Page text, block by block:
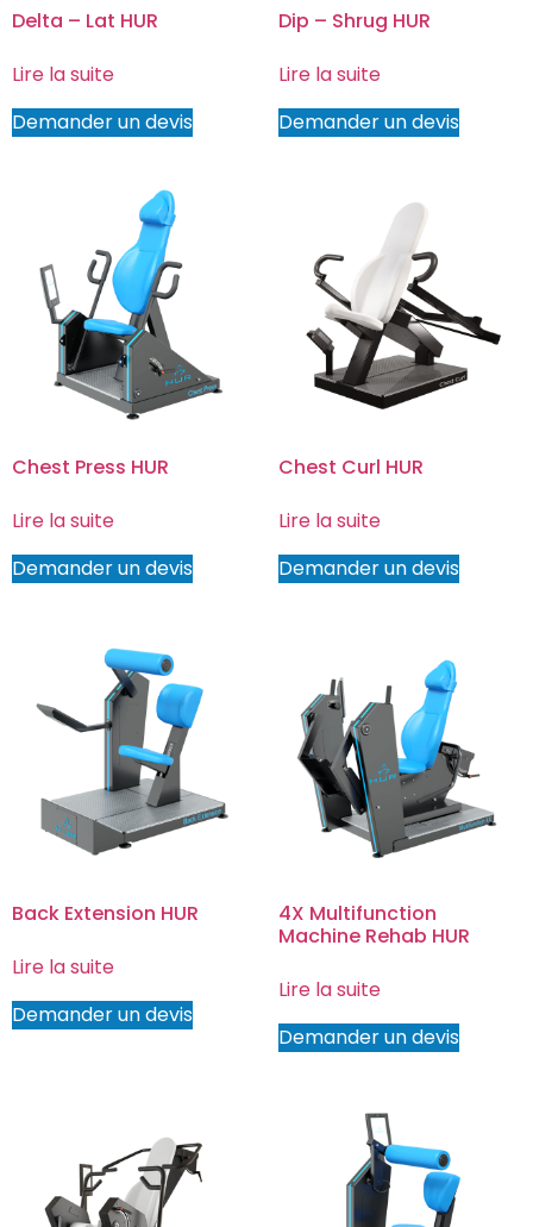
Delta – Lat HUR
Lire la suite
Demander un devis
Dip – Shrug HUR
Lire la suite
Demander un devis
Chest Press HUR
Lire la suite
Demander un devis
Chest Curl HUR
Lire la suite
Demander un devis
Back Extension HUR
Lire la suite
Demander un devis
4X Multifunction
Machine Rehab HUR
Lire la suite
Demander un devis